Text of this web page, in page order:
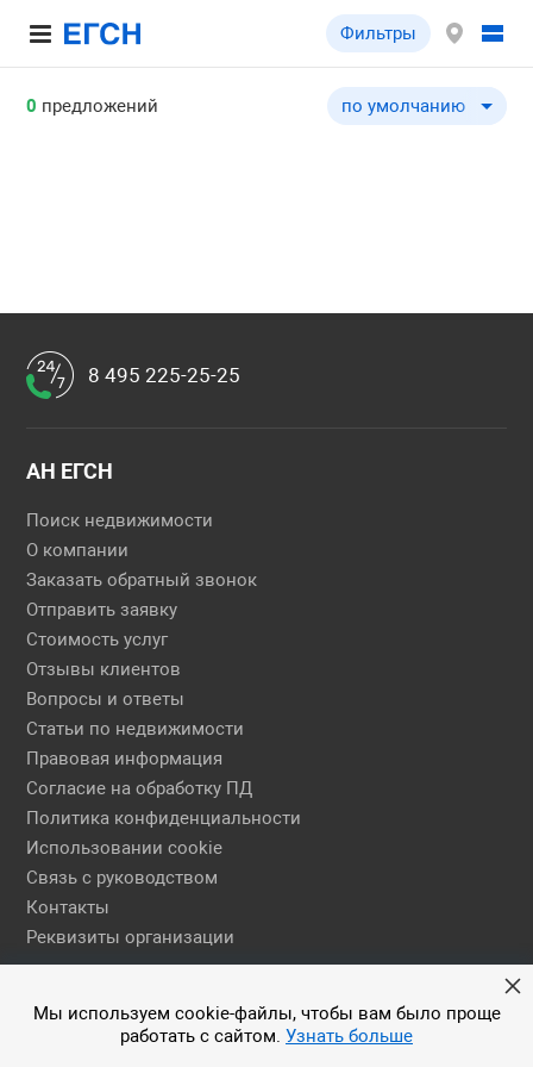
Фильтры
0 предложений по умолчанию
по умолчанию
8 495 225-25-25
АН ЕГСН
Поиск недвижимости
О компании
Заказать обратный звонок
Отправить заявку
Стоимость услуг
Отзывы клиентов
Вопросы и ответы
Статьи по недвижимости
Правовая информация
Согласие на обработку ПД
Политика конфиденциальности
Использовании cookie
Связь с руководством
Контакты
Реквизиты организации
Правовая информация
© 2026 АН ЕГСН
Мы используем cookie-файлы, чтобы вам было проще
работать с сайтом. Узнать больше